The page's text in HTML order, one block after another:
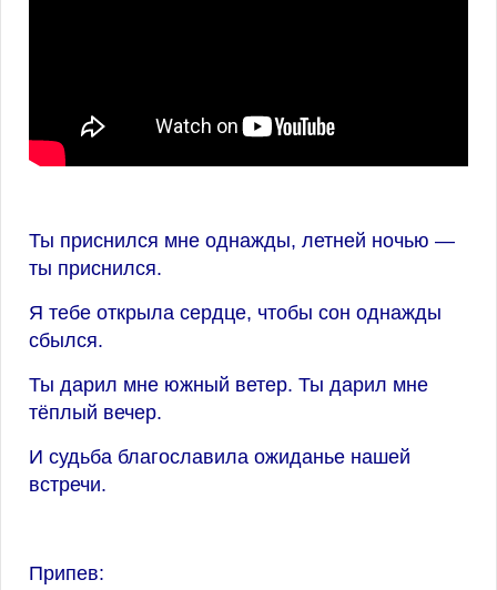
Ты приснился мне однажды, летней ночью —
ты приснился.
Я тебе открыла сердце, чтобы сон однажды
сбылся.
Ты дарил мне южный ветер. Ты дарил мне
тёплый вечер.
И судьба благославила ожиданье нашей
встречи.
Припев: